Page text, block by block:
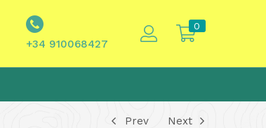
+34 910068427
0
Prev Next